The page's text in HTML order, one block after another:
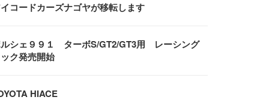
コードカーズナゴヤが移転します
シェ９９１ ターボS/GT2/GT3用 レーシング
ク発売開始
HIACE